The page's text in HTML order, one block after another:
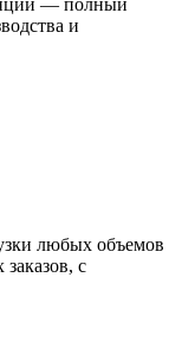
и
любых объемов
с